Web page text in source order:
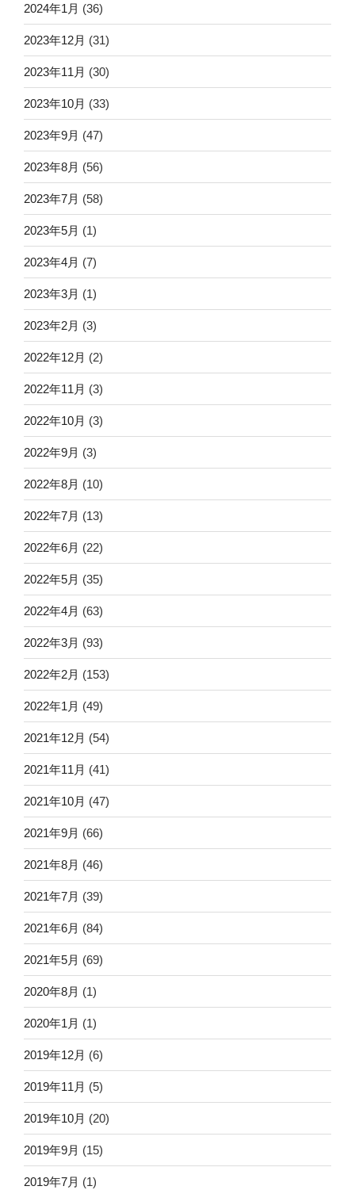
2024年1月 (36)
2023年12月 (31)
2023年11月 (30)
2023年10月 (33)
2023年9月 (47)
2023年8月 (56)
2023年7月 (58)
2023年5月 (1)
2023年4月 (7)
2023年3月 (1)
2023年2月 (3)
2022年12月 (2)
2022年11月 (3)
2022年10月 (3)
2022年9月 (3)
2022年8月 (10)
2022年7月 (13)
2022年6月 (22)
2022年5月 (35)
2022年4月 (63)
2022年3月 (93)
2022年2月 (153)
2022年1月 (49)
2021年12月 (54)
2021年11月 (41)
2021年10月 (47)
2021年9月 (66)
2021年8月 (46)
2021年7月 (39)
2021年6月 (84)
2021年5月 (69)
2020年8月 (1)
2020年1月 (1)
2019年12月 (6)
2019年11月 (5)
2019年10月 (20)
2019年9月 (15)
2019年7月 (1)